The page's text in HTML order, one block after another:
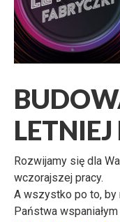
Rozwijamy się dla
wczorajszej pracy.
A wszystko po to, by
Państwa